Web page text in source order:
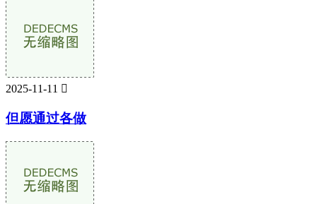
2025-11-11 
但愿通过各做